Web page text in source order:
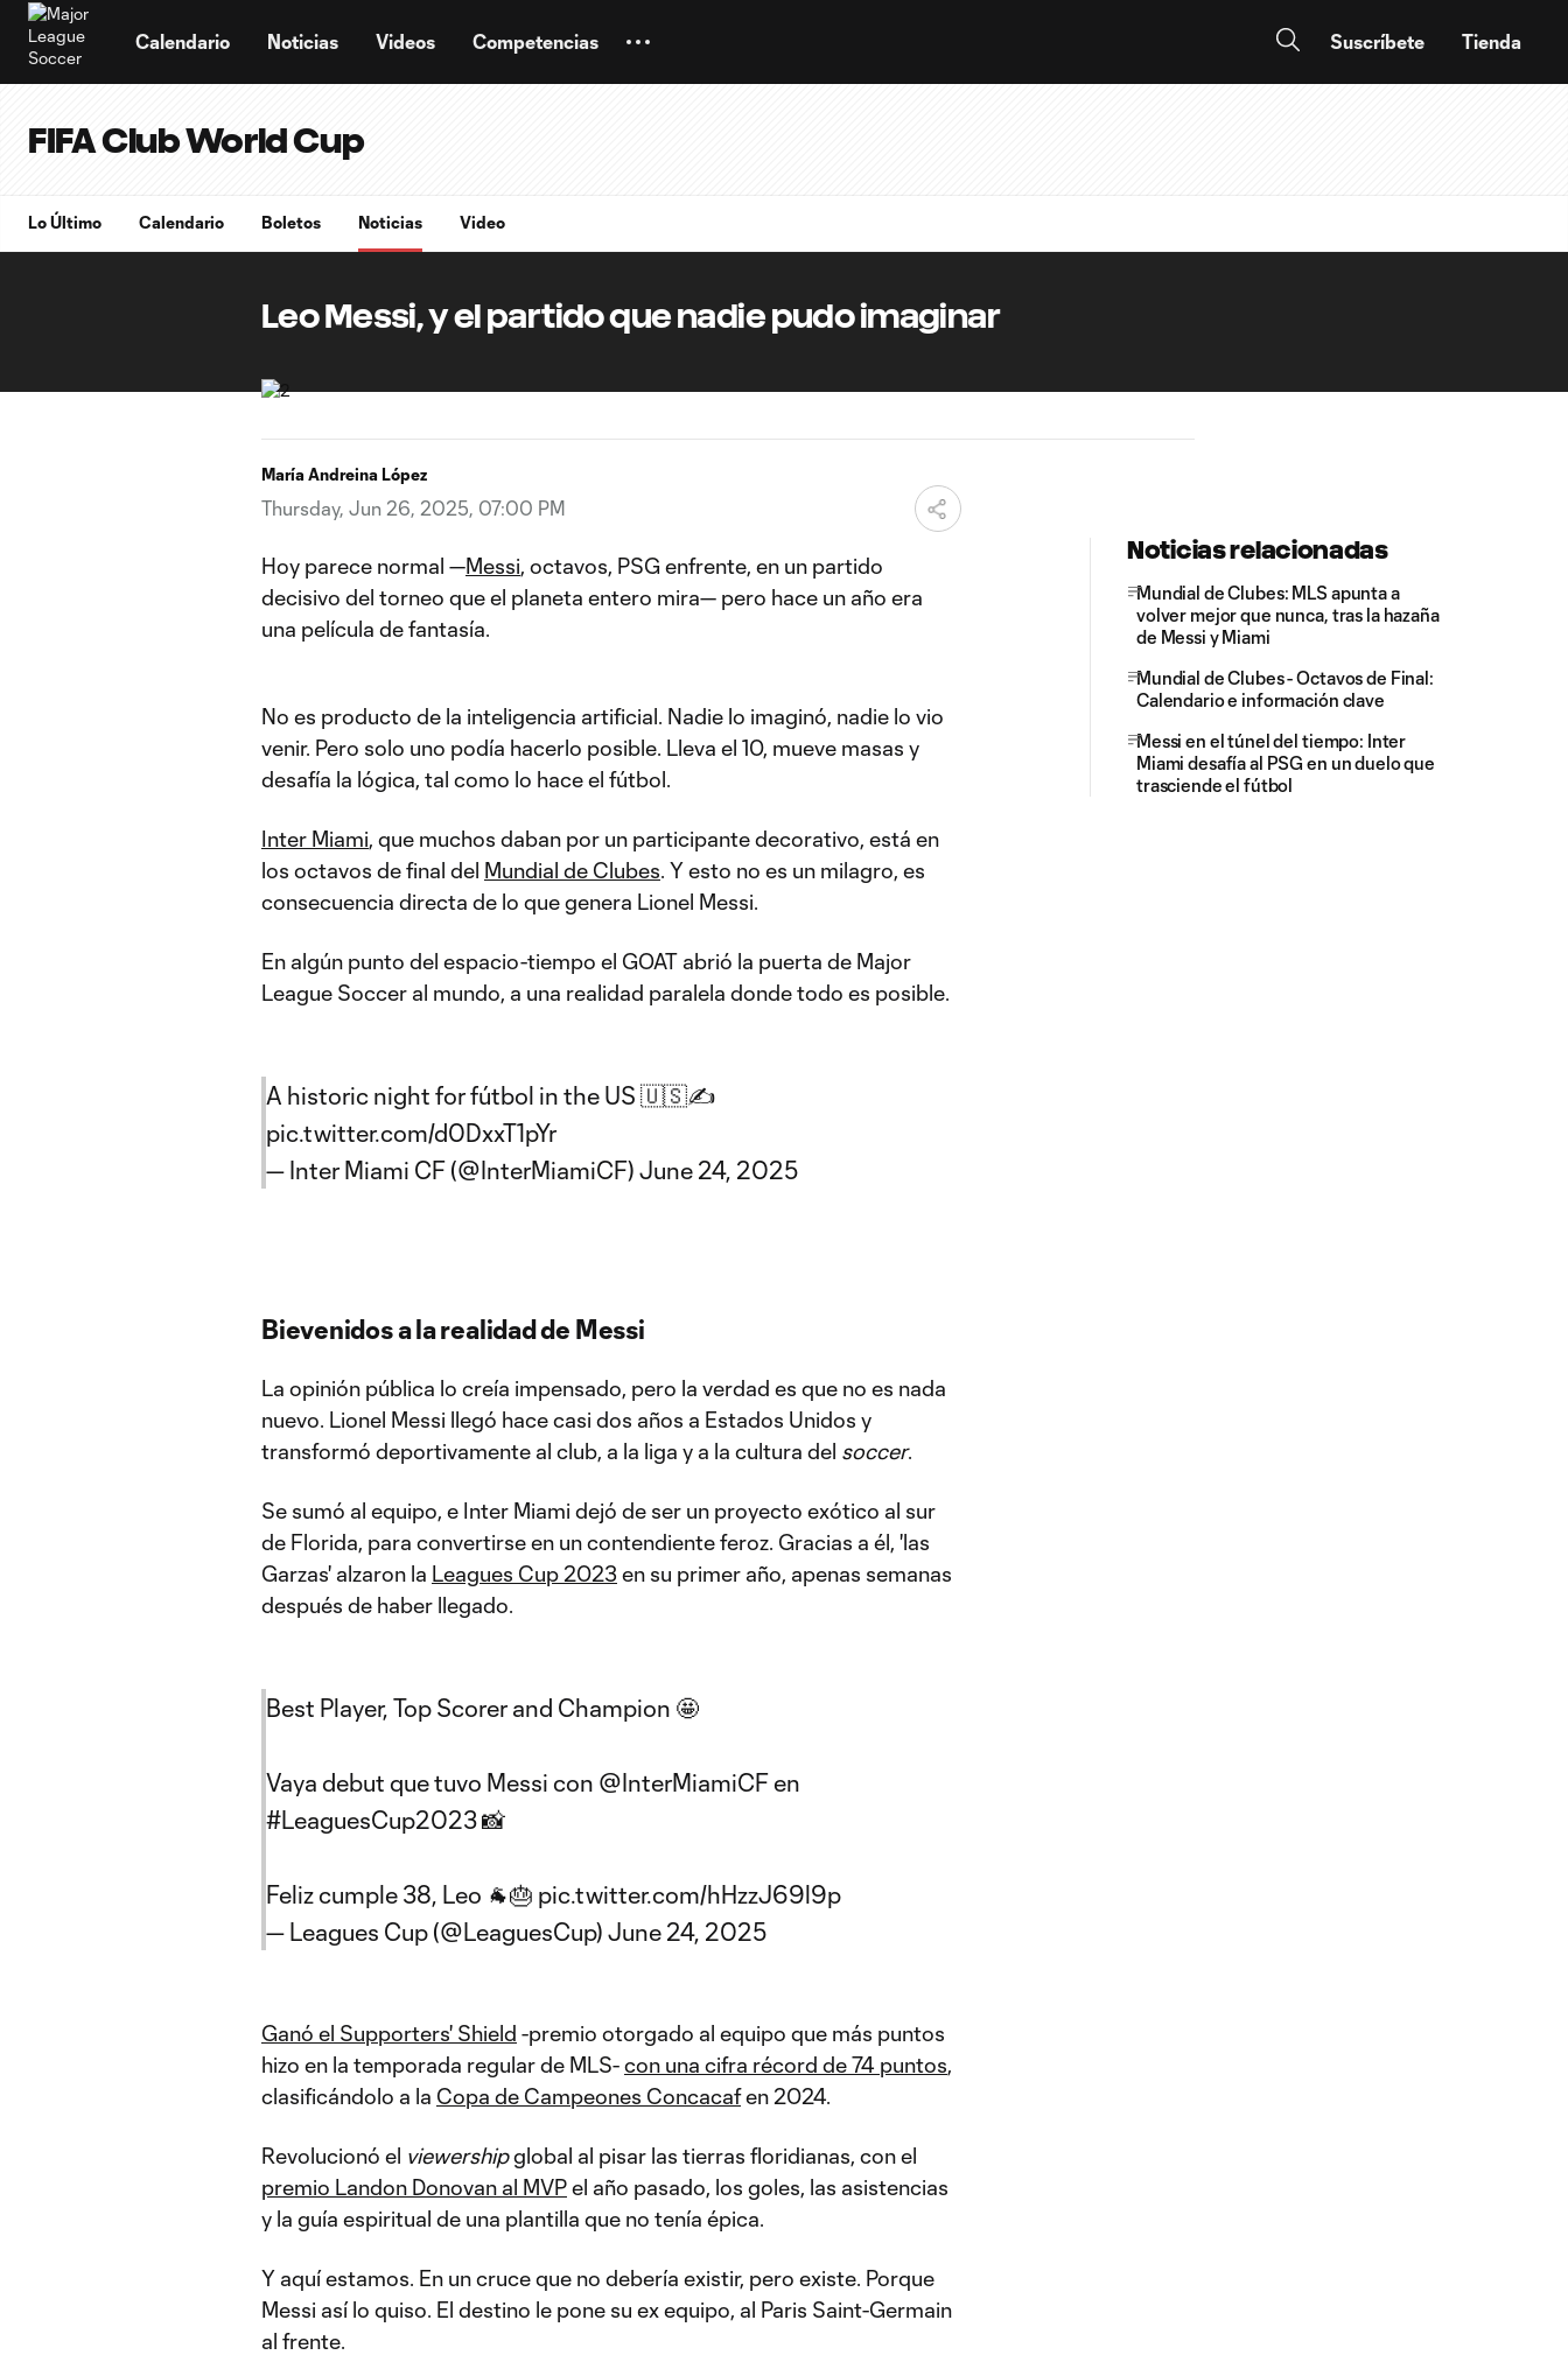
Calendario Noticias Videos Competencias Suscríbete Tienda
FIFA Club World Cup
Lo Último Calendario Boletos Noticias Video
Leo Messi, y el partido que nadie pudo imaginar
María Andreina López
Thursday, Jun 26, 2025, 07:00 PM
Hoy parece normal —Messi, octavos, PSG enfrente, en un partido
decisivo del torneo que el planeta entero mira— pero hace un año era
una película de fantasía.
No es producto de la inteligencia artificial. Nadie lo imaginó, nadie lo vio
venir. Pero solo uno podía hacerlo posible. Lleva el 10, mueve masas y
desafía la lógica, tal como lo hace el fútbol.
Inter Miami, que muchos daban por un participante decorativo, está en
los octavos de final del Mundial de Clubes. Y esto no es un milagro, es
consecuencia directa de lo que genera Lionel Messi.
En algún punto del espacio-tiempo el GOAT abrió la puerta de Major
League Soccer al mundo, a una realidad paralela donde todo es posible.
A historic night for fútbol in the US 🇺🇸✍️
pic.twitter.com/d0DxxT1pYr
— Inter Miami CF (@InterMiamiCF) June 24, 2025
Bievenidos a la realidad de Messi
La opinión pública lo creía impensado, pero la verdad es que no es nada
nuevo. Lionel Messi llegó hace casi dos años a Estados Unidos y
transformó deportivamente al club, a la liga y a la cultura del soccer.
Se sumó al equipo, e Inter Miami dejó de ser un proyecto exótico al sur
de Florida, para convertirse en un contendiente feroz. Gracias a él, 'las
Garzas' alzaron la Leagues Cup 2023 en su primer año, apenas semanas
después de haber llegado.
Best Player, Top Scorer and Champion 🤩
Vaya debut que tuvo Messi con @InterMiamiCF en
#LeaguesCup2023📸
Feliz cumple 38, Leo 🐐🎂 pic.twitter.com/hHzzJ69l9p
— Leagues Cup (@LeaguesCup) June 24, 2025
Ganó el Supporters' Shield -premio otorgado al equipo que más puntos
hizo en la temporada regular de MLS-con una cifra récord de 74 puntos,
clasificándolo a la Copa de Campeones Concacafen 2024.
Revolucionó el viewershipglobal al pisar las tierras floridianas, con el
premio Landon Donovan al MVPel año pasado, los goles, las asistencias
y la guía espiritual de una plantilla que no tenía épica.
Y aquí estamos. En un cruce que no debería existir, pero existe. Porque
Messi así lo quiso. El destino le pone su ex equipo, al Paris Saint-Germain
al frente.
Noticias relacionadas
Mundial de Clubes: MLS apunta a
volver mejor que nunca, tras la hazaña
de Messi y Miami
Mundial de Clubes - Octavos de Final:
Calendario e información clave
Messi en el túnel del tiempo: Inter
Miami desafía al PSG en un duelo que
trasciende el fútbol